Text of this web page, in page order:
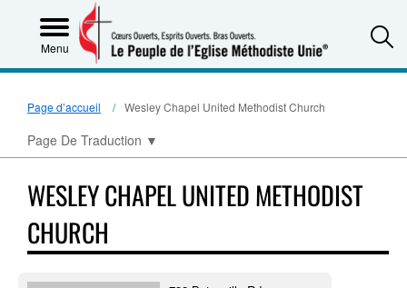
Menu
Page d’accueil Wesley Chapel United Methodist Church
Page De Traduction ▼
WESLEY CHAPEL UNITED METHODIST
CHURCH